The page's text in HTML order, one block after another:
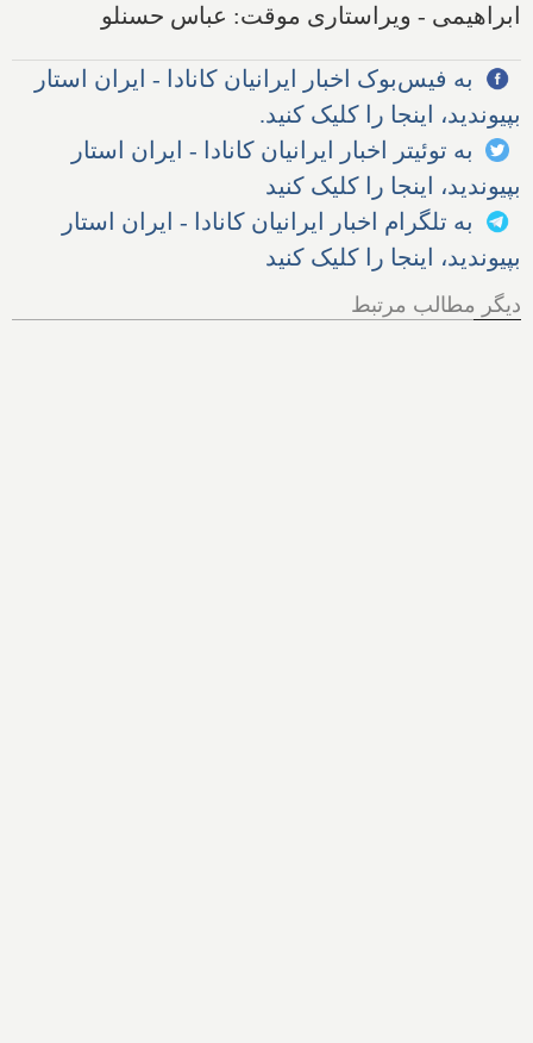
ابراهیمی - ویراستاری موقت: عباس حسنلو
به فیس‌بوک اخبار ایرانیان کانادا - ایران استار
بپیوندید، اینجا را کلیک کنید.
به توئیتر اخبار ایرانیان کانادا - ایران استار
بپیوندید، اینجا را کلیک کنید
به تلگرام اخبار ایرانیان کانادا - ایران استار
بپیوندید، اینجا را کلیک کنید
دیگر مطالب مرتبط